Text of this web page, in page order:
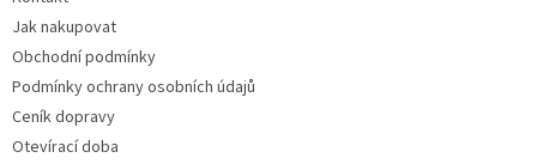
Jak nakupovat
Obchodní podmínky
Podmínky ochrany osobních údajů
Ceník dopravy
Otevírací doba